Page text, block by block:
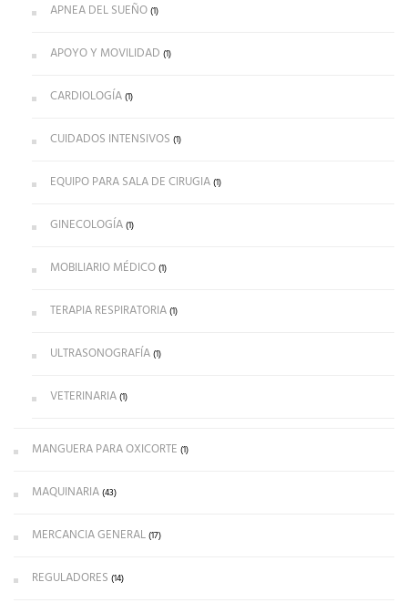
APNEA DEL SUEÑO(1)
APOYO Y MOVILIDAD (1)
CARDIOLOGÍA(1)
CUIDADOS INTENSIVOS (1)
EQUIPO PARA SALA DE CIRUGIA(1)
GINECOLOGÍA(1)
MOBILIARIO MÉDICO(1)
TERAPIA RESPIRATORIA(1)
ULTRASONOGRAFÍA(1)
VETERINARIA(1)
MANGUERA PARA OXICORTE (1)
MAQUINARIA(43)
MERCANCIA GENERAL(17)
REGULADORES (14)